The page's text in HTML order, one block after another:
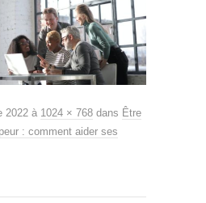
2022 à 1024 × 768 dans Être
: comment aider ses